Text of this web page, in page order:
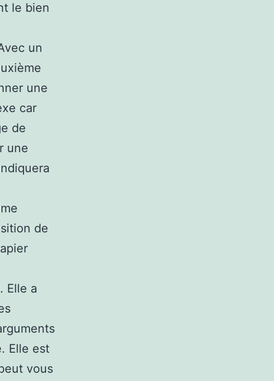
le bien
un
une
car
de
une
de
Elle a
Elle est
vous